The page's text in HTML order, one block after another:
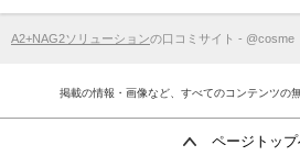
A2+NAG2ソリューションの口コミサイト - @cosme
掲載の情報・画像など、すべてのコンテンツの
ページトップ